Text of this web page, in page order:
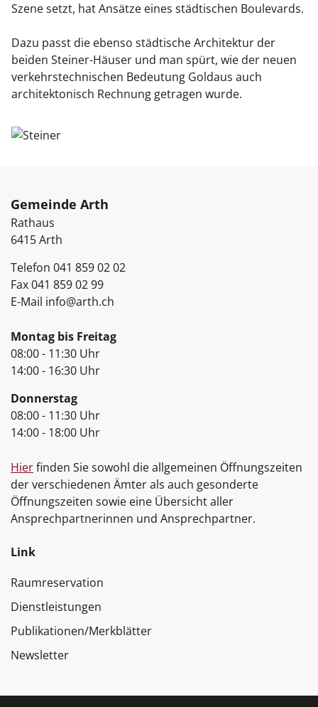
Szene setzt, hat Ansätze eines städtischen Boulevards.
Dazu passt die ebenso städtische Architektur der
beiden Steiner-Häuser und man spürt, wie der neuen
verkehrstechnischen Bedeutung Goldaus auch
architektonisch Rechnung getragen wurde.
Gemeinde Arth
Rathaus
6415Arth
Telefon 041 859 02 02
Fax041 859 02 99
E-Mail info@arth.ch
Öffnungszeiten
Montag bis Freitag
08:00 - 11:30 Uhr
14:00 - 16:30 Uhr
Donnerstag
08:00 - 11:30 Uhr
14:00 - 18:00 Uhr
Hierfinden Sie sowohl die allgemeinen Öffnungszeiten
der verschiedenen Ämter als auch gesonderte
Öffnungszeiten sowie eine Übersicht aller
Ansprechpartnerinnen und Ansprechpartner.
Link
Raumreservation
Dienstleistungen
Publikationen/Merkblätter
Newsletter